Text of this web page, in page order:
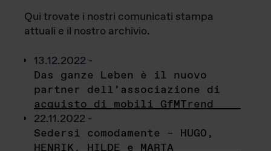
Qui trovate i nostri comunicati stampa
attuali e il nostro archivio.
13.12.2022 -
Das ganze Leben è il nuovo
partner dell’associazione di
acquisto di mobili GfMTrend
22.11.2022 -
Sedersi comodamente – HUGO,
HENRIK, HILDE e MARTA